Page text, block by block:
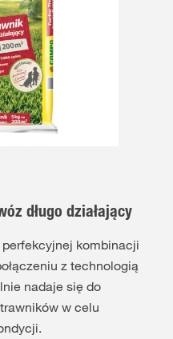
długo działający
kombinacji
z technologią
nadaje się do
w celu